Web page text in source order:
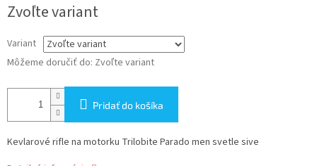
cena:
Zvoľte variant
Variant
Môžeme doručiť do: Zvoľte variant
Pridať do košíka
Kevlarové rifle na motorku Trilobite Parado men svetle sive